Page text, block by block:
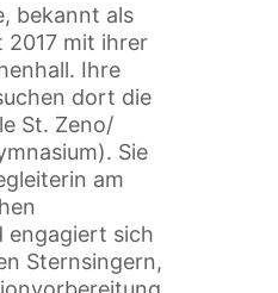
bekannt als
2017 mit ihrer
Ihre
dort die
St. Zeno/
Sie
am
engagiert sich
Sternsingern,